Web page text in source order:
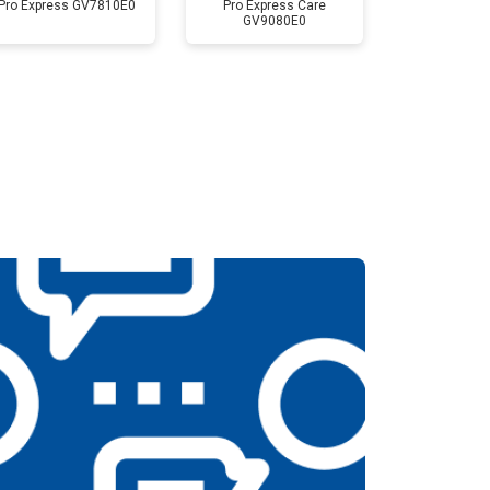
Express GV7810E0
Pro Express Care
GV9080E0